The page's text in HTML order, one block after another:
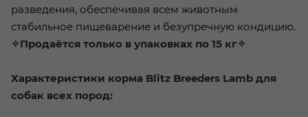
разведения, обеспечивая всем животным
стабильное пищеварение и безупречную кондицию.
✧Продаётся только в упаковках по 15 кг✧
Характеристики корма Blitz Breeders Lamb для
собак всех пород: